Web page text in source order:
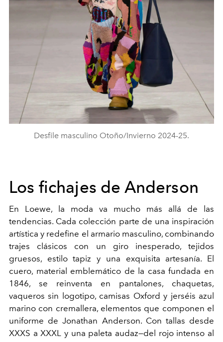
Desfile masculino Otoño/Invierno 2024-25.
Los fichajes de Anderson
En Loewe, la moda va mucho más allá de las
tendencias. Cada colección parte de una inspiración
artística y redefine el armario masculino, combinando
trajes clásicos con un giro inesperado, tejidos
gruesos, estilo tapiz y una exquisita artesanía. El
cuero, material emblemático de la casa fundada en
1846, se reinventa en pantalones, chaquetas,
vaqueros sin logotipo, camisas Oxford y jerséis azul
marino con cremallera, elementos que componen el
uniforme de Jonathan Anderson. Con tallas desde
XXXS a XXXL y una paleta audaz—del rojo intenso al